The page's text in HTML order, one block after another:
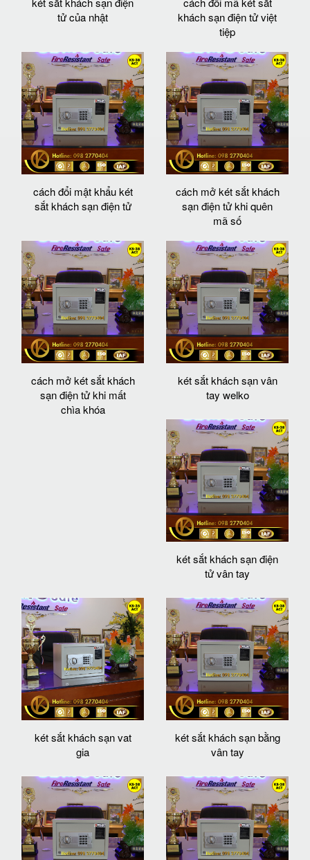
tử của nhật
khách sạn điện tử việt
tiệp
cách đổi mật khẩu két
sắt khách sạn điện tử
cách mở két sắt khách
sạn điện tử khi quên
mã số
cách mở két sắt khách
sạn điện tử khi mất
chìa khóa
két sắt khách sạn vân
tay welko
két sắt khách sạn điện
tử vân tay
két sắt khách sạn vat
gia
két sắt khách sạn bằng
vân tay